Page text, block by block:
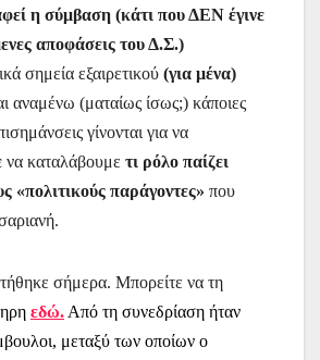
η σύμβαση (κάτι που ΔΕΝ έγινε
αποφάσεις του Δ.Σ.)
σημεία εξαιρετικού (για μένα)
αναμένω (ματαίως ίσως;) κάποιες
γίνονται για να
να καταλάβουμε τι ρόλο παίζει
«πολιτικούς παράγοντες» που
σήμερα. Μπορείτε να τη
εδώ. Από τη συνεδρίαση ήταν
μεταξύ των οποίων ο